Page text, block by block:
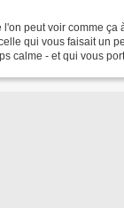
peut voir comme ça
qui vous faisait un
calme - et qui vous